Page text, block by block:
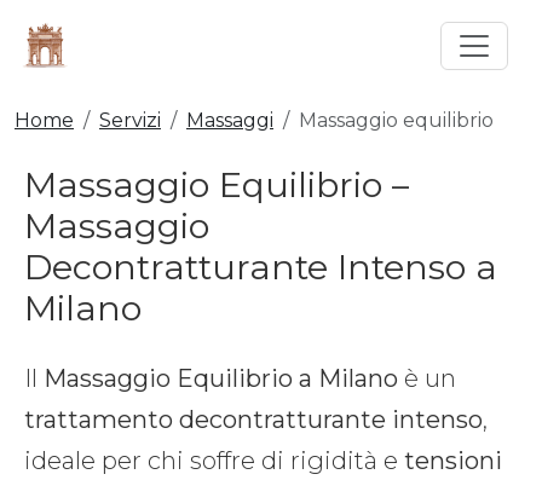
Home Servizi Massaggi Massaggio equilibrio
Massaggio Equilibrio –
Massaggio
Decontratturante Intenso a
Milano
Il Massaggio Equilibrio a Milano è un
trattamento decontratturante intenso,
ideale per chi soffre di rigidità e tensioni